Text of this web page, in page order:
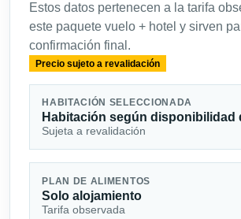
Estos datos pertenecen a la tarifa
este paquete vuelo + hotel y sirven
confirmación final.
Precio sujeto a revalidación
HABITACIÓN SELECCIONADA
Habitación según disponibilidad
Sujeta a revalidación
PLAN DE ALIMENTOS
Solo alojamiento
Tarifa observada